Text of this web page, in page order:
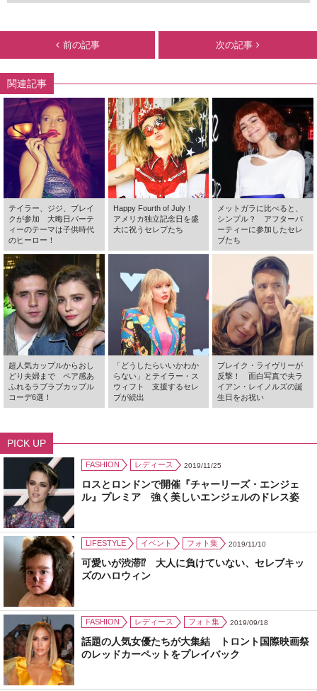
前の記事 次の記事
関連記事
テイラー、ジジ、ブレイ
クが参加 大晦日パーテ
ィーのテーマは子供時代
のヒーロー！
Happy Fourth of July！
アメリカ独立記念日を盛
大に祝うセレブたち
メットガラに比べると、
シンプル？ アフターパ
ーティーに参加したセレ
ブたち
超人気カップルからおし
どり夫婦まで ペア感あ
ふれるラブラブカップル
コーデ6選！
「どうしたらいいかわか
らない」とテイラー・ス
ウィフト 支援するセレ
ブが続出
ブレイク・ライヴリーが
反撃！ 面白写真で夫ラ
イアン・レイノルズの誕
生日をお祝い
PICK UP
FASHION レディース 2019/11/25
ロスとロンドンで開催『チャーリーズ・エンジェ
ル』プレミア 強く美しいエンジェルのドレス姿
LIFESTYLE イベント フォト集 2019/11/10
可愛いが渋滞⁉ 大人に負けていない、セレブキッ
ズのハロウィン
FASHION レディース フォト集 2019/09/18
話題の人気女優たちが大集結 トロント国際映画祭
のレッドカーペットをプレイバック